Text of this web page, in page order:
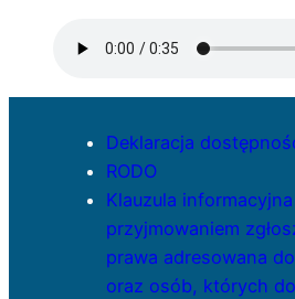
Deklaracja
RODO
Klauzula
przyjmowaniem
prawa adresowana
oraz osób, których